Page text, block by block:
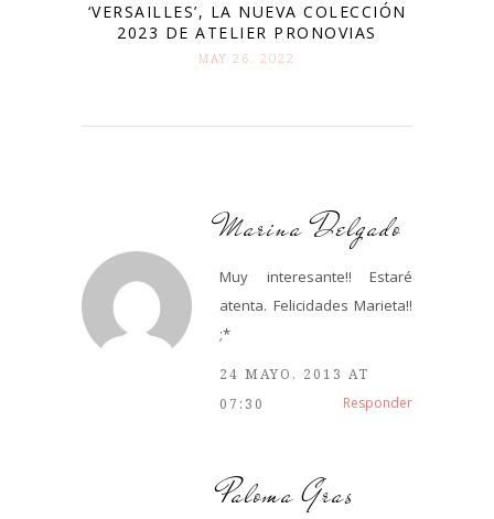
‘VERSAILLES’, LA NUEVA COLECCIÓN
2023 DE ATELIER PRONOVIAS
MAY 26. 2022
Marina Delgado
Muy interesante!! Estaré
atenta. Felicidades Marieta!!
;*
24 MAYO, 2013 AT
07:30
Responder
Paloma Gras